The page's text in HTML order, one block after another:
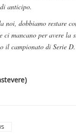
anticipo.
noi, dobbiamo restare
ci mancano per avere la
il campionato di Serie